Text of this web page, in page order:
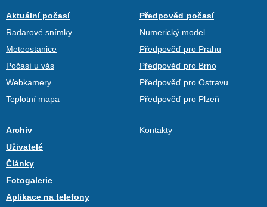
Aktuální počasí
Radarové snímky
Meteostanice
Počasí u vás
Webkamery
Teplotní mapa
Předpověď počasí
Numerický model
Předpověď pro Prahu
Předpověď pro Brno
Předpověď pro Ostravu
Předpověď pro Plzeň
Archiv
Uživatelé
Články
Fotogalerie
Aplikace na telefony
Kontakty